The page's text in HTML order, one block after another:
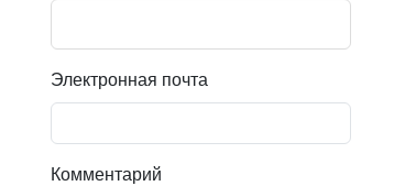
Электронная почта
Комментарий